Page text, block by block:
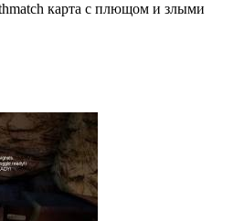
карта с плющом и злыми